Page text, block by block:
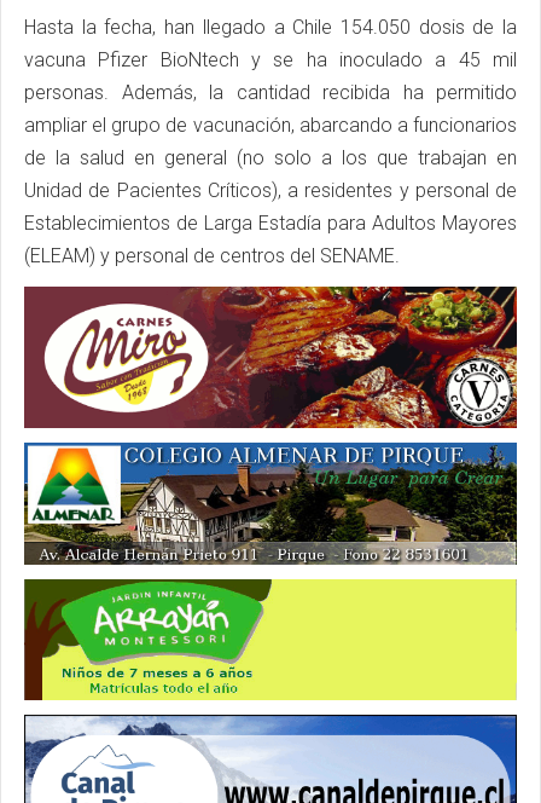
Hasta la fecha, han llegado a Chile 154.050 dosis de la
vacuna Pfizer BioNtech y se ha inoculado a 45 mil
personas. Además, la cantidad recibida ha permitido
ampliar el grupo de vacunación, abarcando a funcionarios
de la salud en general (no solo a los que trabajan en
Unidad de Pacientes Críticos), a residentes y personal de
Establecimientos de Larga Estadía para Adultos Mayores
(ELEAM) y personal de centros del SENAME.